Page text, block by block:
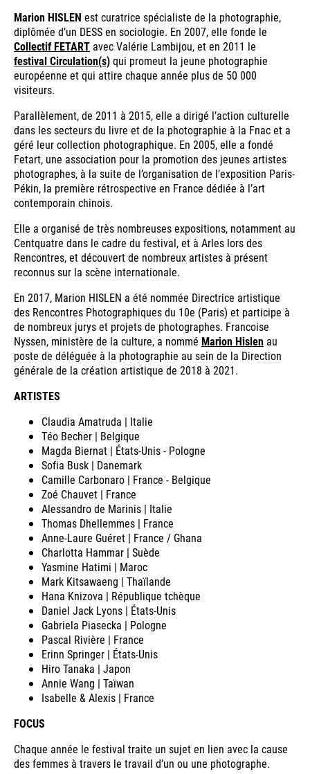
Marion HISLEN est curatrice spécialiste de la photographie,
diplômée d’un DESS en sociologie. En 2007, elle fonde le
Collectif FETART avec Valérie Lambijou, et en 2011 le
festival Circulation(s)qui promeut la jeune photographie
européenne et qui attire chaque année plus de 50 000
visiteurs.
Parallèlement, de 2011 à 2015, elle a dirigé l’action culturelle
dans les secteurs du livre et de la photographie à la Fnac et a
géré leur collection photographique. En 2005, elle a fondé
Fetart, une association pour la promotion des jeunes artistes
photographes, à la suite de l’organisation de l’exposition Paris-
Pékin, la première rétrospective en France dédiée à l’art
contemporain chinois.
Elle a organisé de très nombreuses expositions, notamment au
Centquatre dans le cadre du festival, et à Arles lors des
Rencontres, et découvert de nombreux artistes à présent
reconnus sur la scène internationale.
En 2017, Marion HISLEN a été nommée Directrice artistique
des Rencontres Photographiques du 10e (Paris) et participe à
de nombreux jurys et projets de photographes. Francoise
Nyssen, ministère de la culture, a nommé Marion Hislen au
poste de déléguée à la photographie au sein de la Direction
générale de la création artistique de 2018 à 2021.
ARTISTES
Claudia Amatruda | Italie
Téo Becher | Belgique
Magda Biernat | États-Unis - Pologne
Sofia Busk | Danemark
Camille Carbonaro | France - Belgique
Zoé Chauvet | France
Alessandro de Marinis | Italie
Thomas Dhellemmes | France
Anne-Laure Guéret | France / Ghana
Charlotta Hammar | Suède
Yasmine Hatimi | Maroc
Mark Kitsawaeng | Thaïlande
Hana Knizova | République tchèque
Daniel Jack Lyons | États-Unis
Gabriela Piasecka | Pologne
Pascal Rivière | France
Erinn Springer | États-Unis
Hiro Tanaka | Japon
Annie Wang | Taïwan
Isabelle & Alexis | France
FOCUS
Chaque année le festival traite un sujet en lien avec la cause
des femmes à travers le travail d’un ou une photographe.